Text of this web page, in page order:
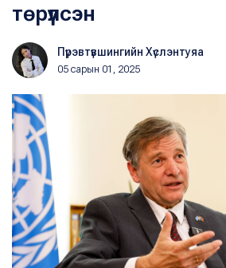
төрүүлсэн
Пүрэвтүвшингийн Хүслэнтуяа
05 сарын 01, 2025